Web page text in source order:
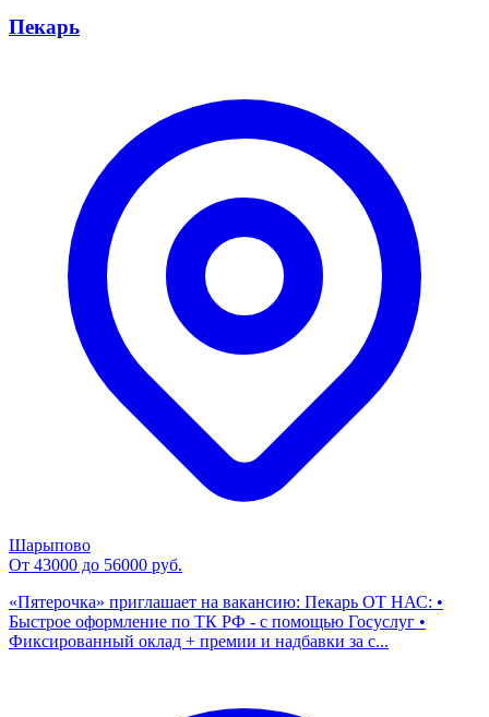
Пекарь
Шарыпово
От 43000 до 56000 руб.
«Пятерочка» приглашает на вакансию: Пекарь ОТ НАС: •
Быстрое оформление по ТК РФ - с помощью Госуслуг •
Фиксированный оклад + премии и надбавки за с...